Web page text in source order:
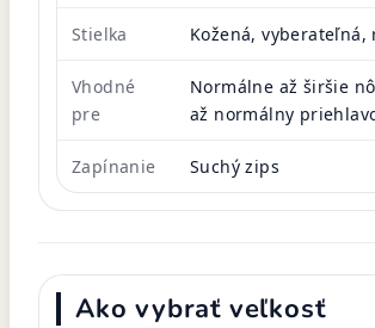
Stielka Kožená, vyberateľná,
Vhodné
pre
Normálne až širšie
až normálny
Zapínanie Suchý zips
Ako vybrať veľkosť